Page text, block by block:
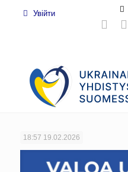
Увійти
18:57 19.02.2026